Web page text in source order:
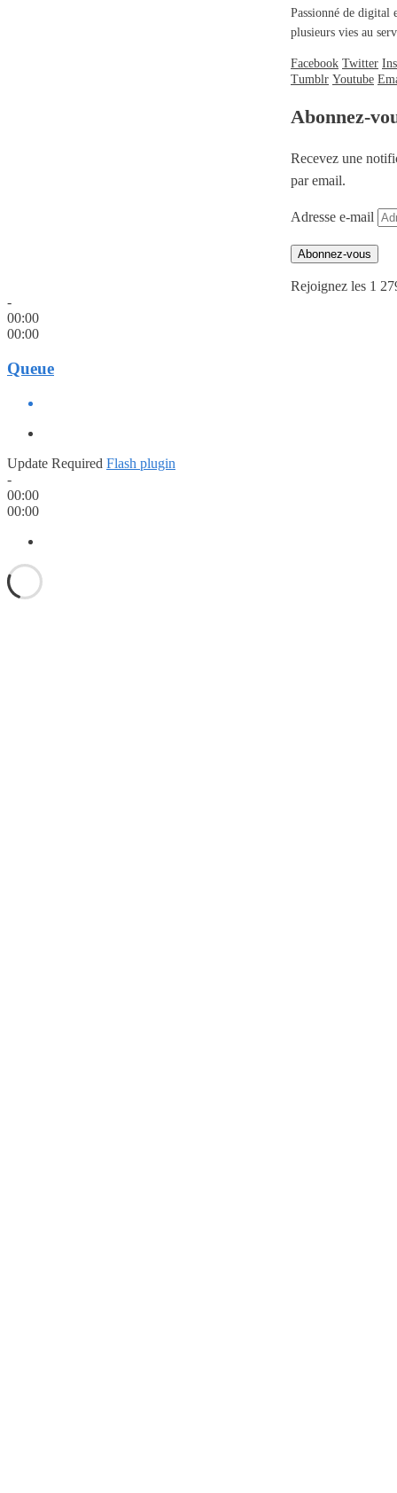
Passionné de digital
plusieurs vies au
Facebook Twitter
Tumblr Youtube
Abonnez-
Recevez une
par email.
Adresse e-mail
Abonnez-vous
Rejoignez les 1
-
00:00
00:00
Queue
Update Required Flash plugin
-
00:00
00:00